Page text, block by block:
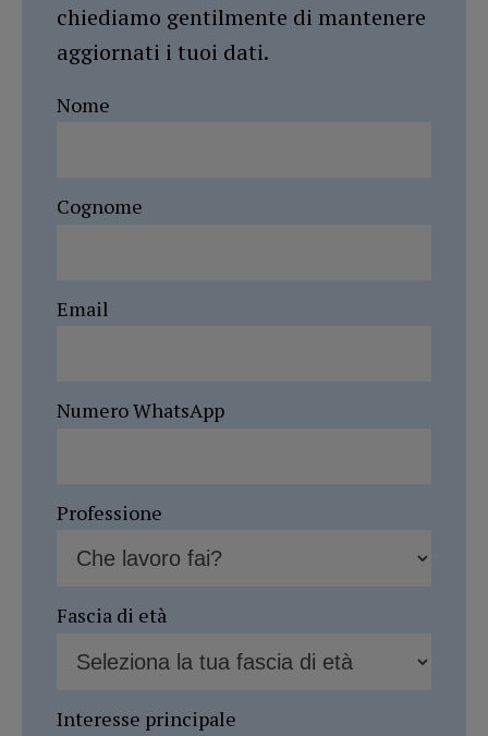
chiediamo gentilmente di mantenere
aggiornati i tuoi dati.
Nome
Cognome
Email
Numero WhatsApp
Professione
Fascia di età
Interesse principale